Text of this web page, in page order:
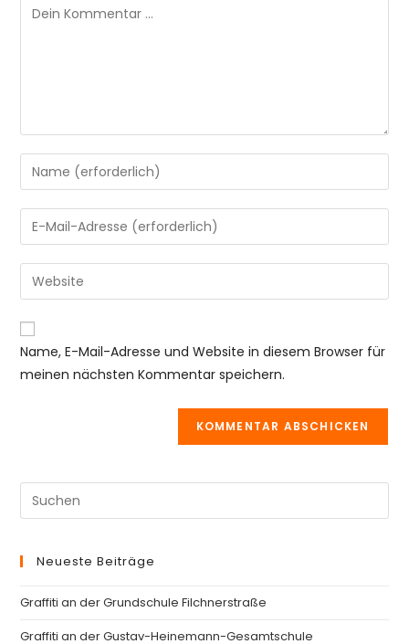
Kommentar
Gib
deinen
Namen
oder
zum
Kommentieren
ein
Gib
deine
E-
Mail-
zum
Kommentieren
ein
Gib
deine
Website-
URL
Name, E-Mail-Adresse und Website in diesem Browser für
meinen nächsten Kommentar speichern.
Neueste Beiträge
Graffiti an der Grundschule Filchnerstraße
Graffiti an der Gustav-Heinemann-Gesamtschule